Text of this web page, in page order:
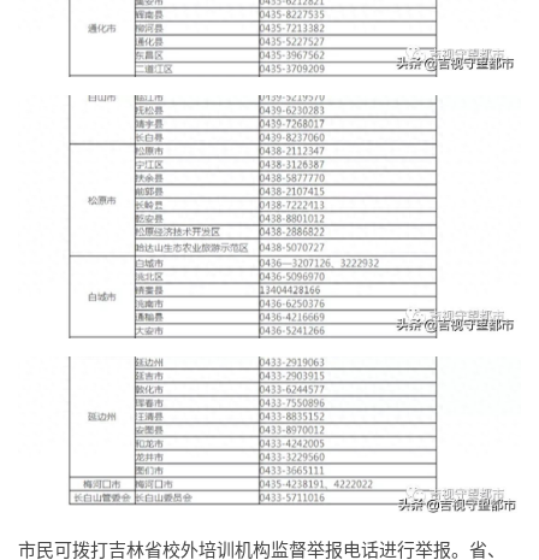
市民可拨打吉林省校外培训机构监督举报电话进行举报。省、